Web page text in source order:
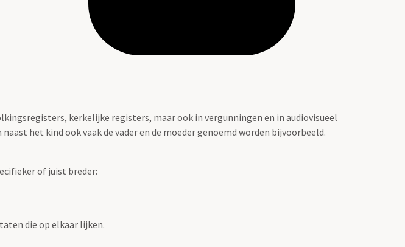
kerkelijke registers, maar ook in vergunningen en in audiovisueel
het kind ook vaak de vader en de moeder genoemd worden bijvoorbeeld.
of juist breder:
die op elkaar lijken.